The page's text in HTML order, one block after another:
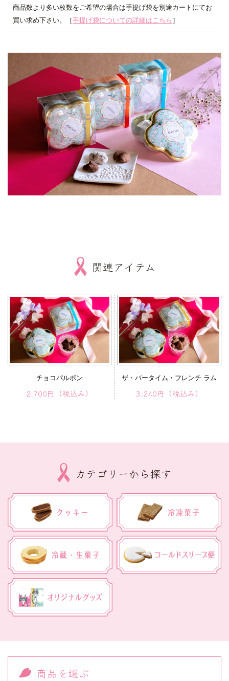
商品数より多い枚数をご希望の場合は手提げ袋を別途カートにてお
買い求め下さい。［手提げ袋についての詳細はこちら ］
関連アイテム
チョコパルボン
2,700円 （税込み）
ザ・バータイム・フレンチ ラム
3,240円 （税込み）
カテゴリーから探す
商品を選ぶ